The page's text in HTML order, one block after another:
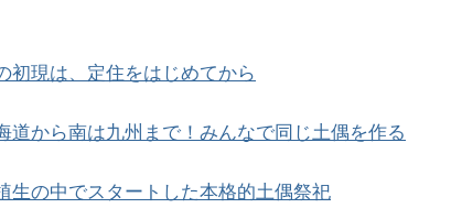
初現は、定住をはじめてから
道から南は九州まで！みんなで同じ土偶を作る
生の中でスタートした本格的土偶祭祀